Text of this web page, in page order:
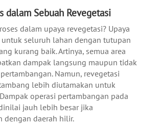
dalam Sebuah Revegetasi
dalam upaya revegetasi? Upaya
seluruh lahan dengan tutupan
kurang baik. Artinya, semua area
dampak langsung maupun tidak
Namun, revegetasi
lebih diutamakan untuk
operasi pertambangan pada
jauh lebih besar jika
dengan daerah hilir.